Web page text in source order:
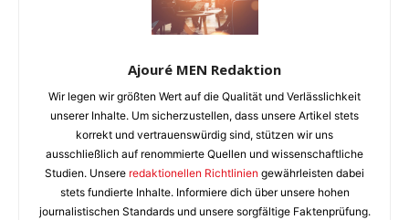
Ajouré MEN Redaktion
Wir legen wir größten Wert auf die Qualität und Verlässlichkeit
unserer Inhalte. Um sicherzustellen, dass unsere Artikel stets
korrekt und vertrauenswürdig sind, stützen wir uns
ausschließlich auf renommierte Quellen und wissenschaftliche
Studien. Unsere redaktionellen Richtlinien gewährleisten dabei
stets fundierte Inhalte. Informiere dich über unsere hohen
journalistischen Standards und unsere sorgfältige Faktenprüfung.